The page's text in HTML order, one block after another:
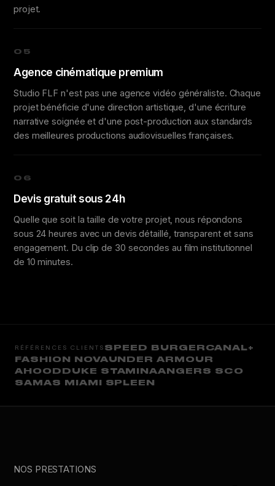
projet.
05
Agence cinématique premium
Studio FLF n'est pas une agence vidéo généraliste. Chaque
projet bénéficie d'une direction artistique, d'une écriture
narrative soignée et d'une post-production aux standards
des meilleures productions audiovisuelles françaises.
06
Devis gratuit sous 24h
Quelle que soit la taille de votre projet, nous répondons
sous 24 heures avec un devis détaillé, transparent et sans
engagement. Du clip de 30 secondes au film institutionnel
de 10 minutes.
RÉFÉRENCES CLIENTS SPEED BURGER CANAL+
FASHION NOVAUNDER ARMOUR
AHOOD DUKE STAMINAANGERS SCO
SAMAS MIAMI SPLEEN
NOS PRESTATIONS